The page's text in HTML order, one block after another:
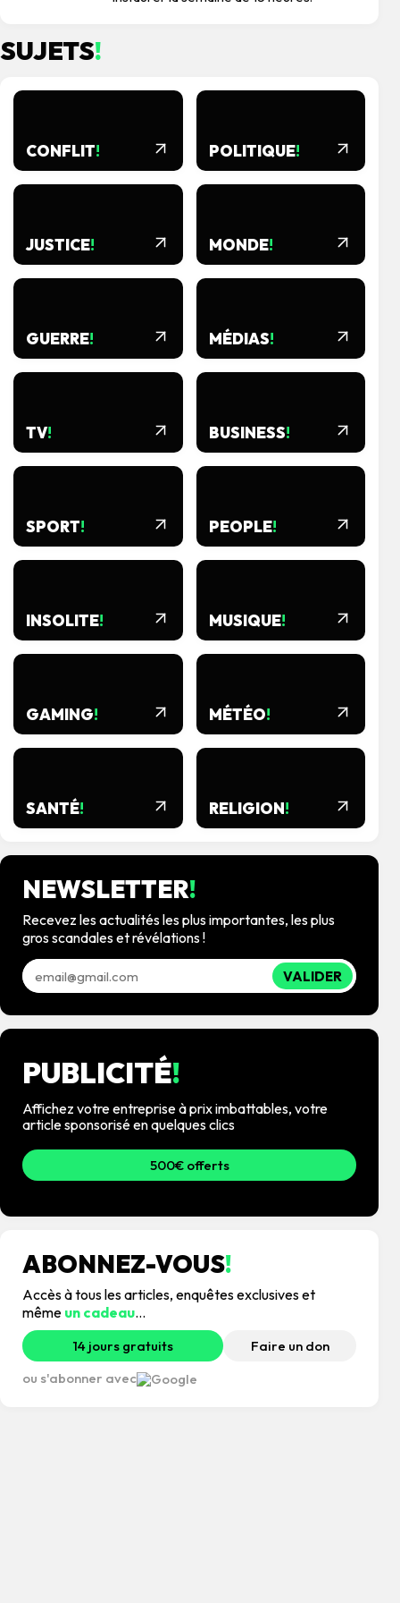
SUJETS!
CONFLIT! POLITIQUE!
JUSTICE! MONDE!
GUERRE! MÉDIAS!
TV! BUSINESS!
SPORT! PEOPLE!
INSOLITE! MUSIQUE!
GAMING! MÉTÉO!
SANTÉ! RELIGION!
NEWSLETTER!
Recevez les actualités les plus importantes, les plus
gros scandales et révélations !
VALIDER
PUBLICITÉ!
Affichez votre entreprise à prix imbattables, votre
article sponsorisé en quelques clics
500€ offerts
ABONNEZ-VOUS!
Accès à tous les articles, enquêtes exclusives et
même un cadeau...
14 jours gratuits
Faire un don
ou s'abonner avec